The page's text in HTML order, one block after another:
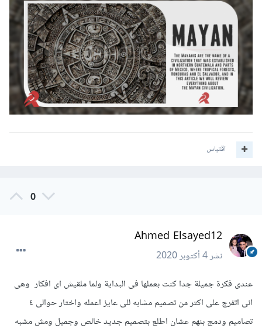
اقتباس
0
Ahmed Elsayed12
نشر4 أكتوبر 2020
عندى فكرة جميلة جدا كنت بعملها فى البداية ولما ملقيش اى افكار وهى
انى اتفرج على اكتر من تصميم مشابه للى عايز اعمله واختار حوالى ٤
تصاميم ودمج بنهم عشان اطلع بتصميم جديد خالص وجميل ومش مشبه